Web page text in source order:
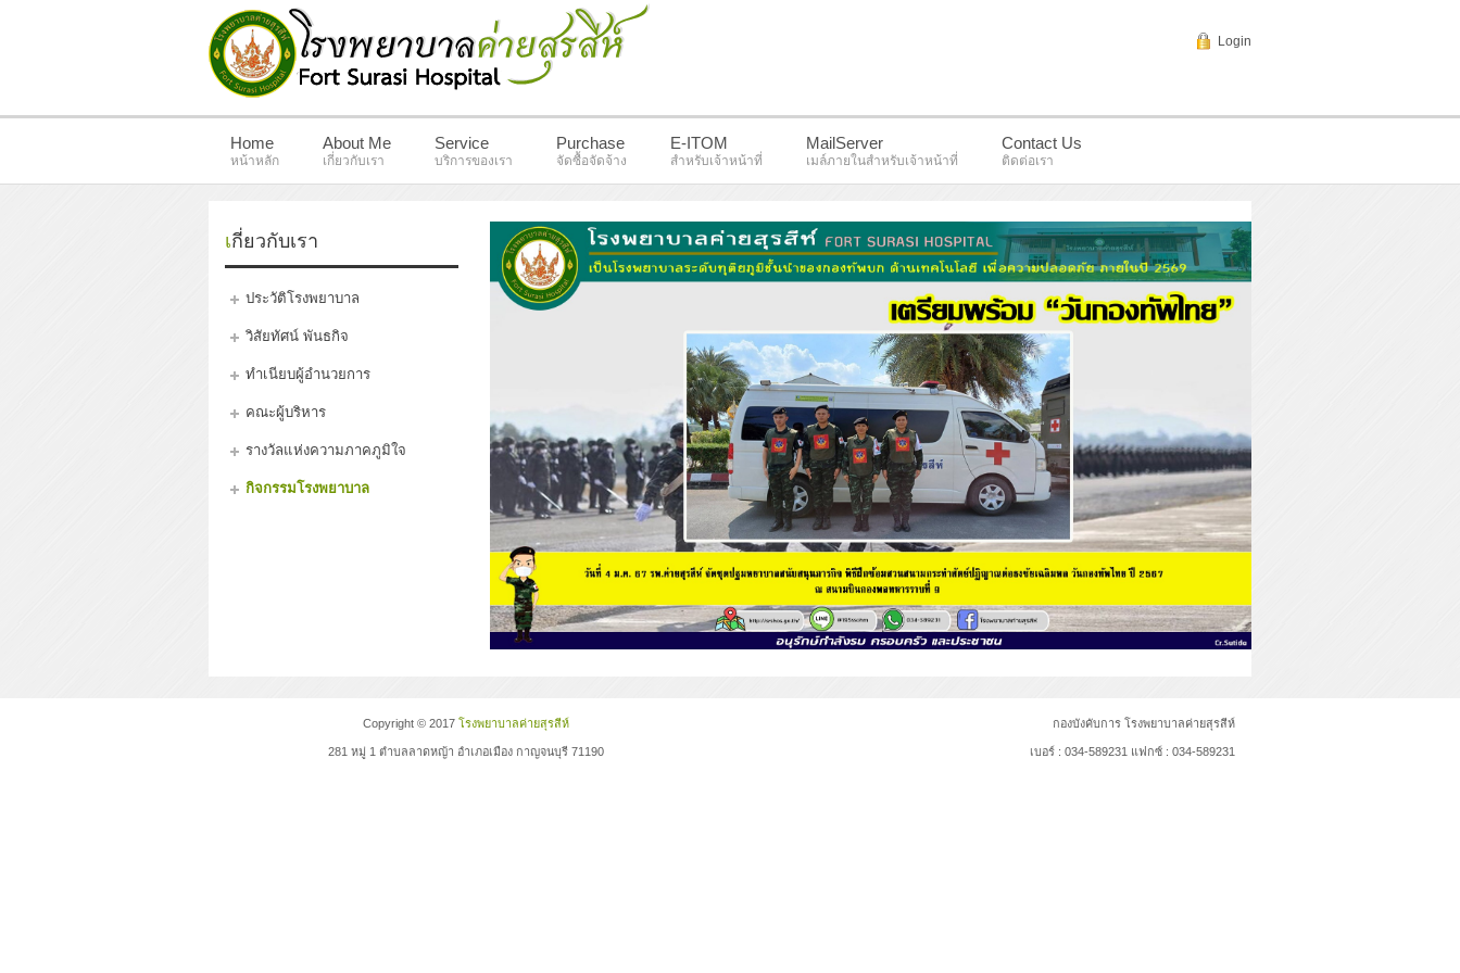
Login
Home
หน้าหลัก
About Me
เกี่ยวกับเรา
Service
บริการของเรา
Purchase
จัดซื้อจัดจ้าง
E-ITOM
สำหรับเจ้าหน้าที่
MailServer
เมล์ภายในสำหรับเจ้าหน้าที่
Contact Us
ติดต่อเรา
เกี่ยวกับเรา
ประวัติโรงพยาบาล
วิสัยทัศน์ พันธกิจ
ทำเนียบผู้อำนวยการ
คณะผู้บริหาร
รางวัลแห่งความภาคภูมิใจ
กิจกรรมโรงพยาบาล
Copyright © 2017โรงพยาบาลค่ายสุรสีห์
281 หมู่ 1 ตำบลลาดหญ้า อำเภอเมือง กาญจนบุรี 71190
กองบังคับการ โรงพยาบาลค่ายสุรสีห์
เบอร์ : 034-589231 แฟกซ์ : 034-589231